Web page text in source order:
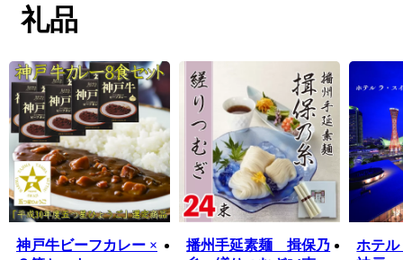
礼品
神戸牛ビーフカレー ×
播州手延素麺 揖保乃
ホテル